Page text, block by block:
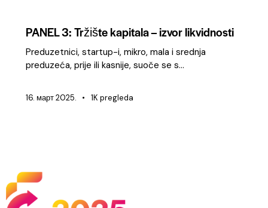
PANEL 3: Tržište kapitala – izvor likvidnosti
Preduzetnici, startup-i, mikro, mala i srednja
preduzeća, prije ili kasnije, suoče se s…
16. март 2025. 1K pregleda